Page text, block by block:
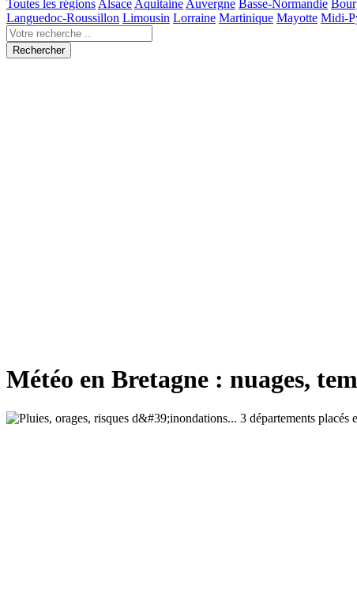
Toutes les régions Alsace Aquitaine Auvergne Basse-Normandie
Languedoc-Roussillon Limousin Lorraine Martinique Mayotte Midi-
Rechercher
Météo en Bretagne : nuages,